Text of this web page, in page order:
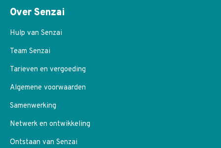
Over Senzai
Hulp van Senzai
Team Senzai
Tarieven en vergoeding
Algemene voorwaarden
Samenwerking
Netwerk en ontwikkeling
Ontstaan van Senzai